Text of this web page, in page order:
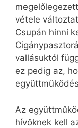
vétele
Csupán hinni
vallásuktól
ez pedig az,
Az
hívőknek kell